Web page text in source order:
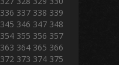
336 337 338 339
345 346 347 348
354 355 356 357
363 364 365 366
372 373 374 375